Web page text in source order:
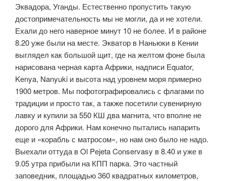
Эквадора, Уганды. Естественно пропустить такую
достопримечательность мы не могли, да и не хотели.
Ехали до него наверное минут 10 не более. И в районе
8.20 уже были на месте. Экватор в Наньюки в Кении
выглядел как большой щит, где на желтом фоне была
нарисована черная карта Африки, надписи Equator,
Kenya, Nanyuki и высота над уровнем моря примерно
1900 метров. Мы пофотографировались с флагами по
традиции и просто так, а также посетили сувенирную
лавку и купили за 550 КШ два магнита, что вполне не
дорого для Африки. Нам конечно пытались напарить
еще и «корабль с матросом», но нам оно было не надо.
Выехали оттуда в Ol Pejeta Conservasy в 8.40 и уже в
9.05 утра прибыли на КПП парка. Это частный
заповедник, площадью 360 квадратных километров,